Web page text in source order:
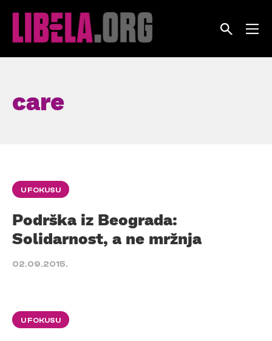
care
U FOKUSU
Podrška iz Beograda:
Solidarnost, a ne mržnja
02.09.2015.
U FOKUSU